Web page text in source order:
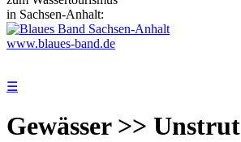
in Sachsen-Anhalt:
www.blaues-band.de
☰
Gewässer >> Unstrut